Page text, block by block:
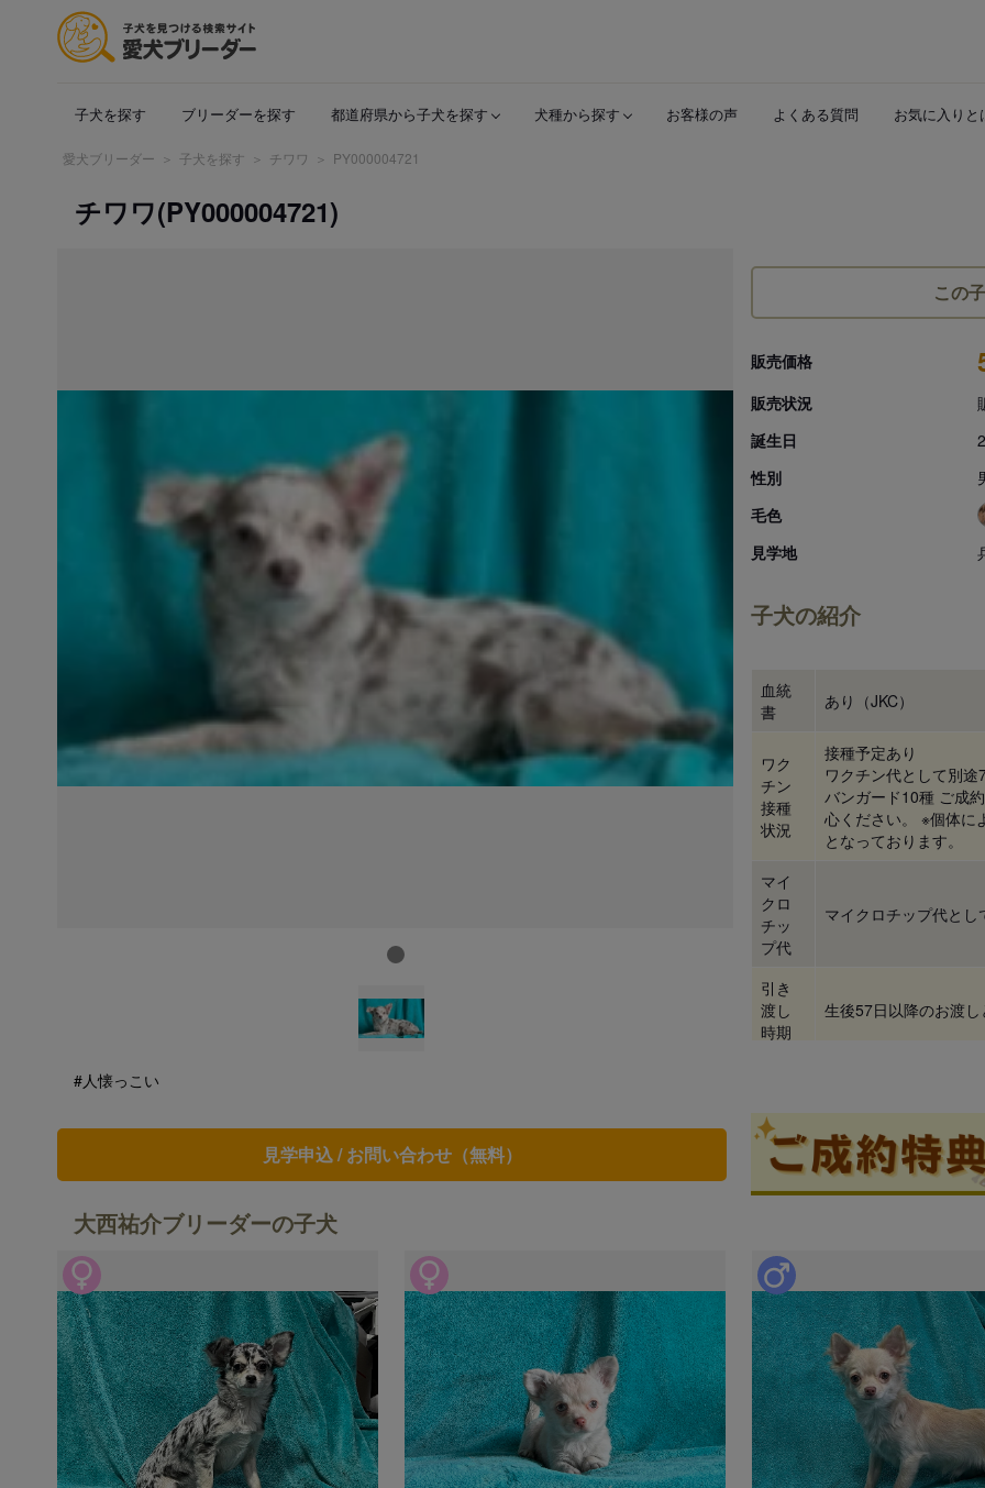
子犬を探す ブリーダーを探す 都道府県から子犬を探す 犬種から探す お客様の声 よくある質問 お気に入りと
愛犬ブリーダー 子犬を探す チワワ PY000004721
チワワ(PY000004721)
#人懐っこい
この
販売価格
販売状況
誕生日
性別
毛色
見学地
子犬の紹介
血統
書
あり（JKC）
ワク
チン
接種
状況
接種予定あり
ワクチン代として別途
バンガード10種 ご成
心ください。 ※個体
となっております。
マイ
クロ
チッ
プ代
マイクロチップ代とし
引き
渡し
時期
生後57日以降のお渡し
見学
ブリーダー情報
大西祐介
口コミ0
見学申込 / お問い合わせ（無料）
大西祐介ブリーダーの子犬